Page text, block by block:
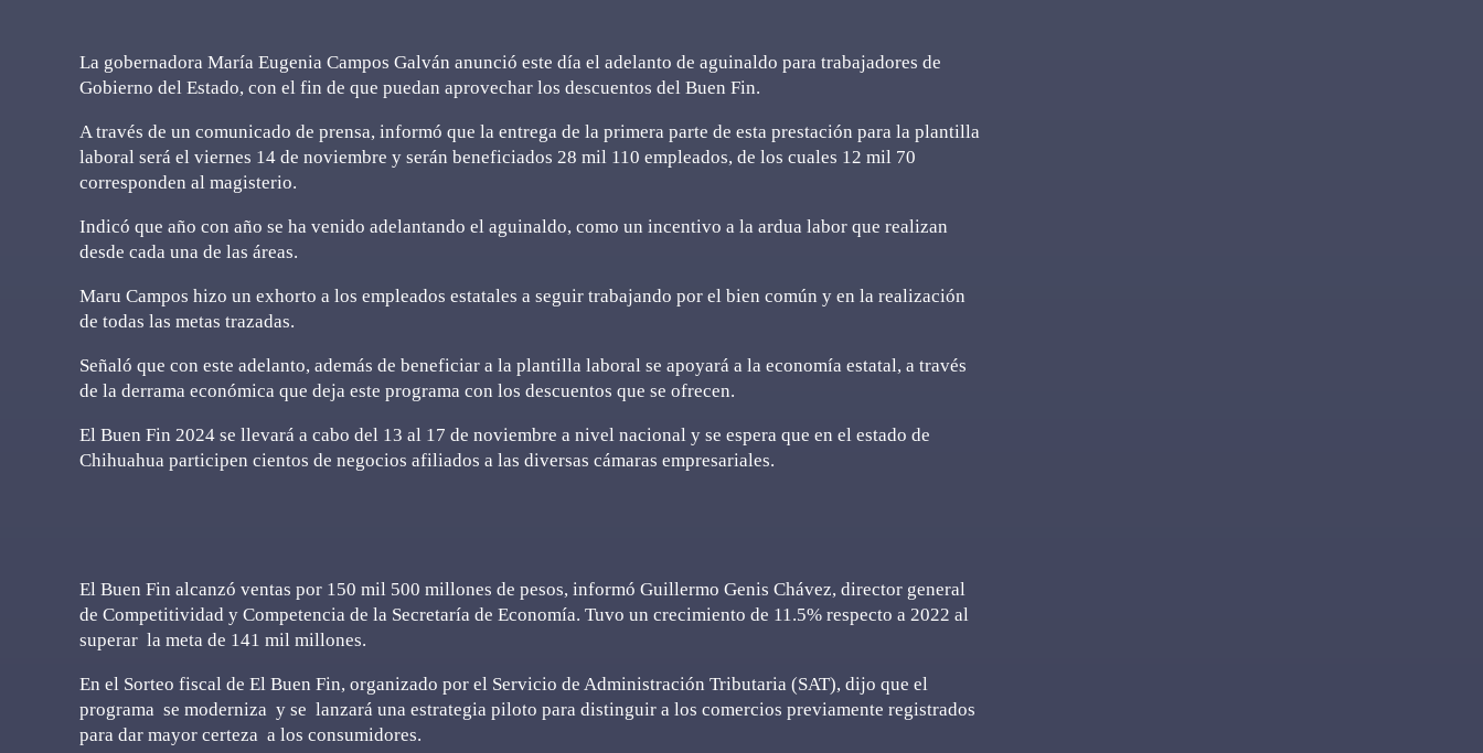
La gobernadora María Eugenia Campos Galván anunció este día el adelanto de aguinaldo para trabajadores de
Gobierno del Estado, con el fin de que puedan aprovechar los descuentos del Buen Fin.
A través de un comunicado de prensa, informó que la entrega de la primera parte de esta prestación para la plantilla
laboral será el viernes 14 de noviembre y serán beneficiados 28 mil 110 empleados, de los cuales 12 mil 70
corresponden al magisterio.
Indicó que año con año se ha venido adelantando el aguinaldo, como un incentivo a la ardua labor que realizan
desde cada una de las áreas.
Maru Campos hizo un exhorto a los empleados estatales a seguir trabajando por el bien común y en la realización
de todas las metas trazadas.
Señaló que con este adelanto, además de beneficiar a la plantilla laboral se apoyará a la economía estatal, a través
de la derrama económica que deja este programa con los descuentos que se ofrecen.
El Buen Fin 2024 se llevará a cabo del 13 al 17 de noviembre a nivel nacional y se espera que en el estado de
Chihuahua participen cientos de negocios afiliados a las diversas cámaras empresariales.
El Buen Fin alcanzó ventas por 150 mil 500 millones de pesos, informó Guillermo Genis Chávez, director general
de Competitividad y Competencia de la Secretaría de Economía. Tuvo un crecimiento de 11.5% respecto a 2022 al
superar la meta de 141 mil millones.
En el Sorteo fiscal de El Buen Fin, organizado por el Servicio de Administración Tributaria (SAT), dijo que el
programa se moderniza y se lanzará una estrategia piloto para distinguir a los comercios previamente registrados
para dar mayor certeza a los consumidores.